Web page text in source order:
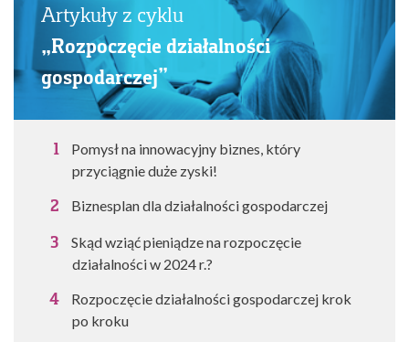
Artykuły z cyklu
„Rozpoczęcie działalności
gospodarczej”
Pomysł na innowacyjny biznes, który
przyciągnie duże zyski!
Biznesplan dla działalności gospodarczej
Skąd wziąć pieniądze na rozpoczęcie
działalności w 2024 r.?
Rozpoczęcie działalności gospodarczej krok
po kroku